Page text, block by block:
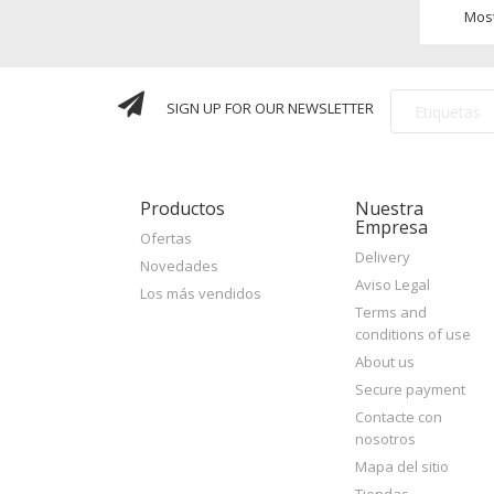
SIGN UP FOR OUR NEWSLETTER
Productos
Ofertas
Novedades
Los más vendidos
Nuestra
Empresa
Delivery
Aviso Legal
Terms and
conditions of use
About us
Secure payment
Contacte con
nosotros
Mapa del sitio